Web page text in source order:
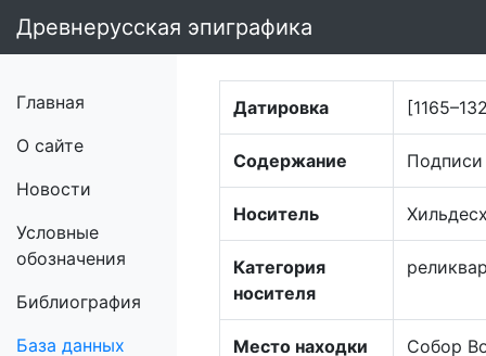
Древнерусская эпиграфика
Главная
О сайте
Новости
Условные
обозначения
Библиография
База данных
Датировка
Содержание Подписи
Носитель
Категория
носителя
Место находки Собор